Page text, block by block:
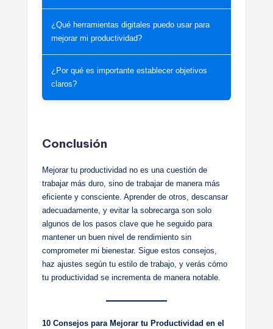
¿Qué herramientas digitales puedo usar para
mejorar mi productividad?
¿Por qué es importante establecer objetivos
claros?
Conclusión
Mejorar tu productividad no es una cuestión de
trabajar más duro, sino de trabajar de manera más
eficiente y consciente. Aprender de otros, descansar
adecuadamente, y evitar la sobrecarga son solo
algunos de los pasos clave que he seguido para
mantener un buen nivel de rendimiento sin
comprometer mi bienestar. Sigue estos consejos,
haz ajustes según tu estilo de trabajo, y verás cómo
tu productividad se incrementa de manera notable.
10 Consejos para Mejorar tu Productividad en el